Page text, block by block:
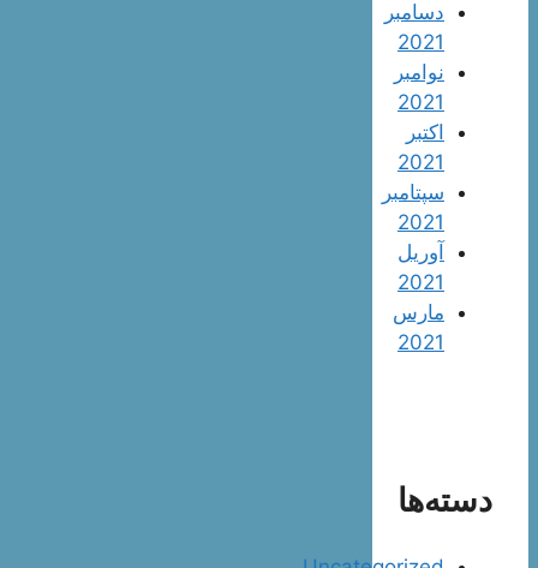
دسامبر
2021
نوامبر
2021
اکتبر
2021
سپتامبر
2021
آوریل
2021
مارس
2021
دسته‌ها